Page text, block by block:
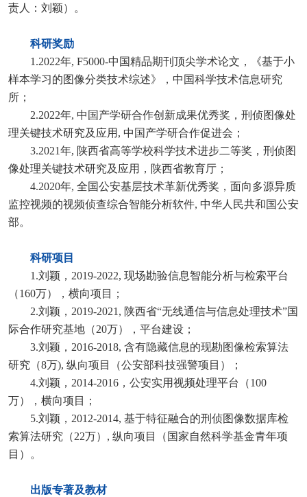
责人：刘颖）。
科研奖励
1.2022年, F5000-中国精品期刊顶尖学术论文，《基于小
样本学习的图像分类技术综述》，中国科学技术信息研究
所；
2.2022年, 中国产学研合作创新成果优秀奖，刑侦图像处
理关键技术研究及应用, 中国产学研合作促进会；
3.2021年, 陕西省高等学校科学技术进步二等奖，刑侦图
像处理关键技术研究及应用，陕西省教育厅；
4.2020年, 全国公安基层技术革新优秀奖，面向多源异质
监控视频的视频侦查综合智能分析软件, 中华人民共和国公安
部。
科研项目
1.刘颖，2019-2022, 现场勘验信息智能分析与检索平台
（160万），横向项目；
2.刘颖，2019-2021, 陕西省“无线通信与信息处理技术”国
际合作研究基地（20万），平台建设；
3.刘颖，2016-2018, 含有隐藏信息的现勘图像检索算法
研究（8万), 纵向项目（公安部科技强警项目）；
4.刘颖，2014-2016，公安实用视频处理平台（100
万），横向项目；
5.刘颖，2012-2014, 基于特征融合的刑侦图像数据库检
索算法研究（22万）, 纵向项目（国家自然科学基金青年项
目）。
出版专著及教材